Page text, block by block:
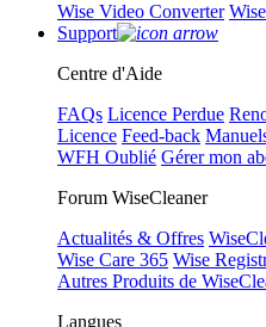
Wise Video Converter
Support
Centre d'Aide
FAQs Licence Perdue
Licence Feed-back
WFH Oublié Gérer mon
Forum WiseCleaner
Actualités & Offres
Wise Care 365 Wise
Autres Produits de
Langues